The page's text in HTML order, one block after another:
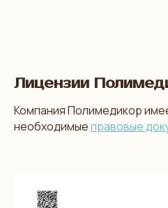
Лицензии
Компания Полимедикор
необходимыеправовые